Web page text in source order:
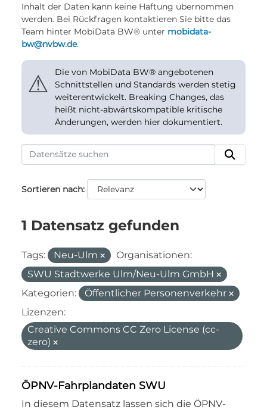
Inhalt der Daten kann keine Haftung übernommen
werden. Bei Rückfragen kontaktieren Sie bitte das
Team hinter MobiData BW® unter mobidata-
bw@nvbw.de.
⚠
Die von MobiData BW® angebotenen
Schnittstellen und Standards werden stetig
weiterentwickelt. Breaking Changes, das
heißt nicht-abwärtskompatible kritische
Änderungen, werden hier dokumentiert.
Sortieren nach
1 Datensatz gefunden
Tags: Neu-Ulm
Organisationen:
SWU Stadtwerke Ulm/Neu-Ulm GmbH
Kategorien:
Öffentlicher Personenverkehr
Lizenzen:
Creative Commons CC Zero License (cc-
zero)
ÖPNV-Fahrplandaten SWU
In diesem Datensatz lassen sich die ÖPNV-